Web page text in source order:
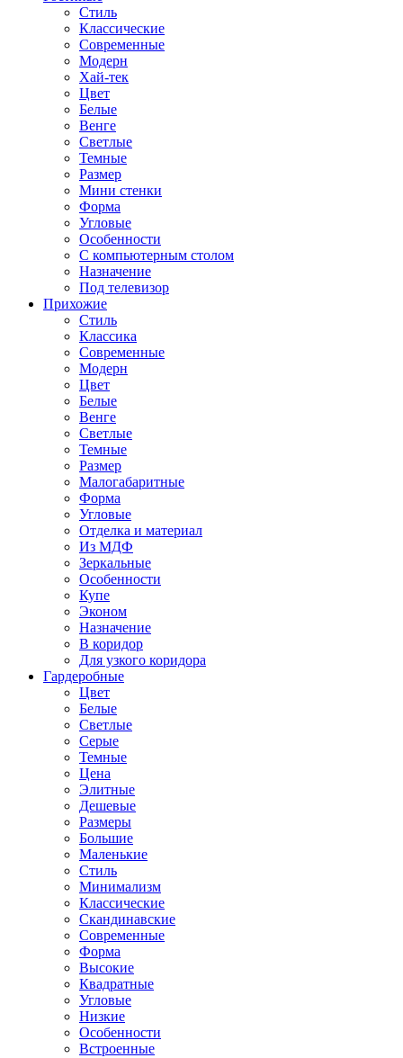
Стиль
Классические
Современные
Модерн
Хай-тек
Цвет
Белые
Венге
Светлые
Темные
Размер
Мини стенки
Форма
Угловые
Особенности
С компьютерным столом
Назначение
Под телевизор
Прихожие
Стиль
Классика
Современные
Модерн
Цвет
Белые
Венге
Светлые
Темные
Размер
Малогабаритные
Форма
Угловые
Отделка и материал
Из МДФ
Зеркальные
Особенности
Купе
Эконом
Назначение
В коридор
Для узкого коридора
Гардеробные
Цвет
Белые
Светлые
Серые
Темные
Цена
Элитные
Дешевые
Размеры
Большие
Маленькие
Стиль
Минимализм
Классические
Скандинавские
Современные
Форма
Высокие
Квадратные
Угловые
Низкие
Особенности
Встроенные